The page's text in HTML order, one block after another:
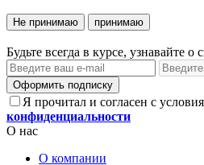
Не принимаю принимаю
Будьте всегда в курсе, узнавайте
Оформить подписку
Я прочитал и согласен с
конфиденциальности
О нас
О компании